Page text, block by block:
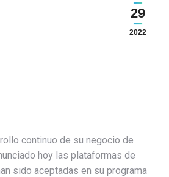
29
2022
continuo de su negocio de
hoy las plataformas de
sido aceptadas en su programa